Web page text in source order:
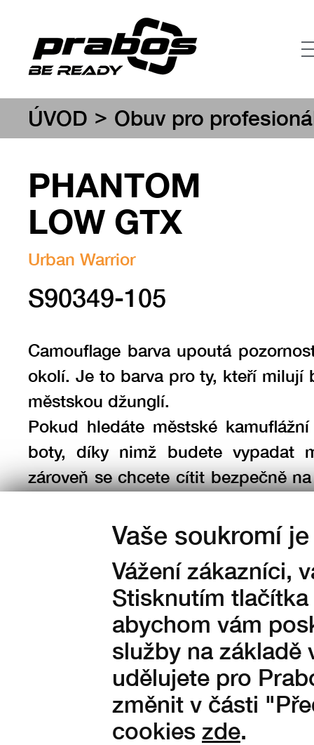
Vaše soukromí
Vážení zákazníci,
Stisknutím
abychom vám
služby na základě
udělujete pro
změnit v části
cookies zde.
ÚVOD > Obuv pro
PHANTOM
LOW GTX
Urban Warrior
S90349-105
Camouflage barva upoutá
okolí. Je to barva pro ty, kteří milují
městskou džunglí.
Pokud hledáte městské
boty, díky nimž budete vypadat
zároveň se chcete cítit bezpečně
Camouflage.